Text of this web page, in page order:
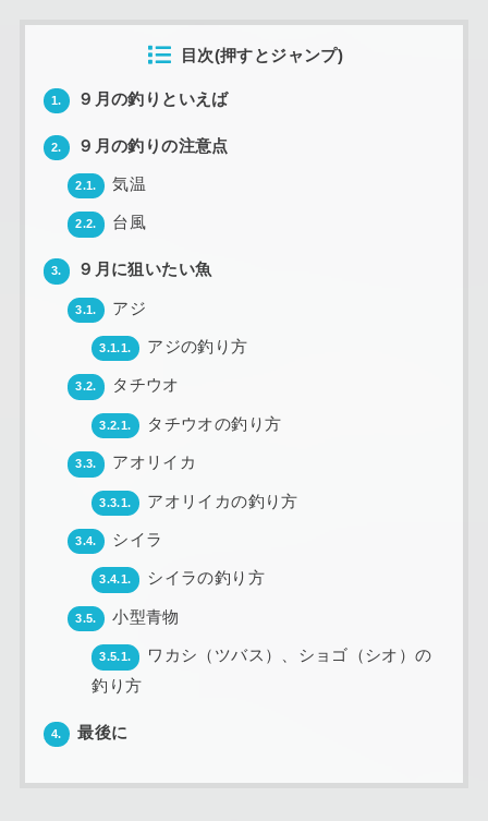
目次(押すとジャンプ)
1. ９月の釣りといえば
2. ９月の釣りの注意点
2.1. 気温
2.2. 台風
3. ９月に狙いたい魚
3.1. アジ
3.1.1. アジの釣り方
3.2. タチウオ
3.2.1. タチウオの釣り方
3.3. アオリイカ
3.3.1. アオリイカの釣り方
3.4. シイラ
3.4.1. シイラの釣り方
3.5. 小型青物
3.5.1.
ワカシ（ツバス）、ショゴ（シオ）の
釣り方
4. 最後に